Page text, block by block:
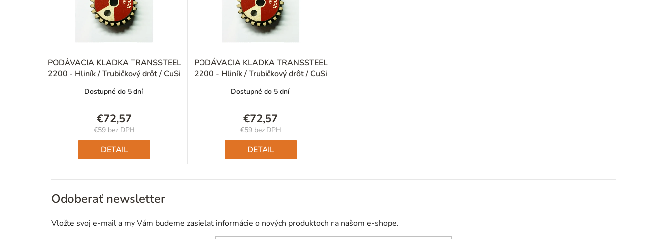
PODÁVACIA KLADKA TRANSSTEEL
2200 - Hliník / Trubičkový drôt / CuSi
Dostupné do 5 dní
€72,57
€59 bez DPH
Jednotková
cena:
DETAIL
PODÁVACIA KLADKA TRANSSTEEL
2200 - Hliník / Trubičkový drôt / CuSi
Dostupné do 5 dní
€72,57
€59 bez DPH
Jednotková
cena:
DETAIL
Odoberať newsletter
Vložte svoj e-mail a my Vám budeme zasielať informácie o nových produktoch na našom e-shope.